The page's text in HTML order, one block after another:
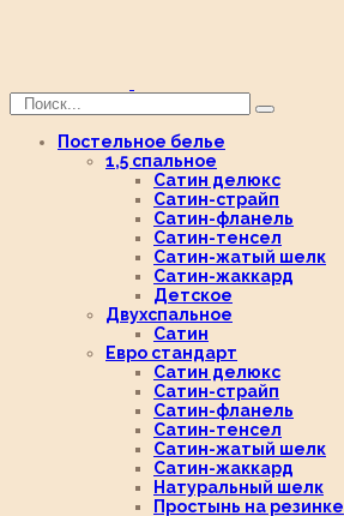
Постельное белье
1,5 спальное
Сатин делюкс
Сатин-страйп
Сатин-фланель
Сатин-тенсел
Сатин-жатый шелк
Сатин-жаккард
Детское
Двухспальное
Сатин
Евро стандарт
Сатин делюкс
Сатин-страйп
Сатин-фланель
Сатин-тенсел
Сатин-жатый шелк
Сатин-жаккард
Натуральный шелк
Простынь на резинке